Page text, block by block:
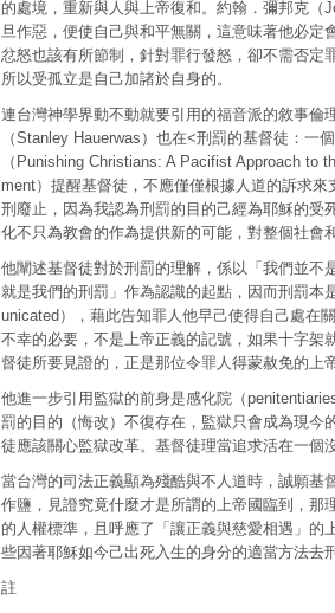
的處境，重新與人與上帝復和。約翰．彌邦克（
旦作惡，便使自己與和平無關，這意味著他必定
忿怒也該有所節制，針對罪行發怒，卻不需否定
所以受孤立是自己加諸於自身的。
連台灣神學界動不動就要引用的福音派的敘事倫
（Stanley Hauerwas）也在<刑罰的基督徒：一
（Punishing Christians: A Pacifist Approach to
ment）提醒基督徒，不應僅僅根據人道的訴求
刑廢止，因為我認為刑罰的目的己經為耶穌的受
化不只為教會的作為提供新的可能，對整個社會
他闡述基督徒對於刑罰的理解，係以「我們並不
就是我們的刑罰」作為認識的起點，因而刑罰本
unicated），藉此告知罪人他早己使得自己處在
不幸的必要，不是上帝正義的記號，如果十字架
督徒所要見證的，正是那位令罪人得蒙赦免的上帝
他進一步引用監獄的前身是感化院（
罰的目的（悔改）不復存在，監獄只會成為現今
徒應該關心監獄改革。基督徒理當追求活在一個
當台灣的司法正義顯為殘酷與不人道時，誠願基
作鹽，見證究竟什麼才是所謂的上帝國臨到，那
的人權標準，且呼應了「讓正義與慈愛相遇」的
些因著耶穌如今己出死入生的身分的適當方法去刑
註